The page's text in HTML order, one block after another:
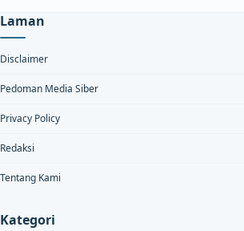
Laman
Disclaimer
Pedoman Media Siber
Privacy Policy
Redaksi
Tentang Kami
Kategori